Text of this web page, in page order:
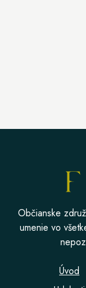
Občianske
umenie vo
Úvod